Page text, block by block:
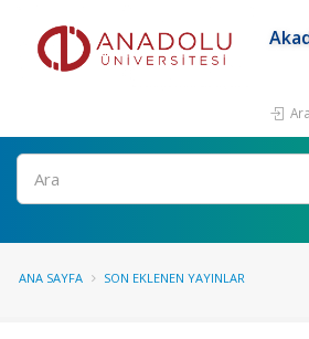
Ara
ANA SAYFA SON EKLENEN YAYINLAR